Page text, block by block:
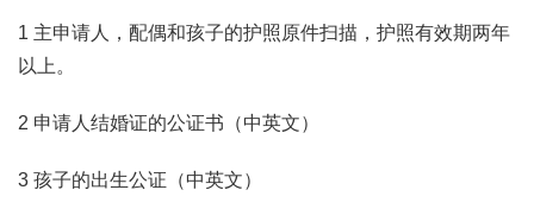
1 主申请人，配偶和孩子的护照原件扫描，护照有效期两年
以上。
2 申请人结婚证的公证书（中英文）
3 孩子的出生公证（中英文）